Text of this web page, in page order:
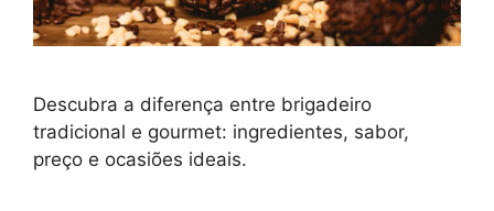
Descubra a diferença entre brigadeiro
tradicional e gourmet: ingredientes, sabor,
preço e ocasiões ideais.